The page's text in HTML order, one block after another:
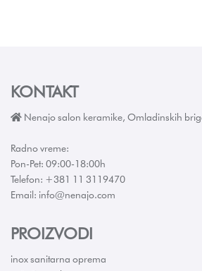
KONTAKT
Nenajo salon keramike, Omladinskih
Radno vreme:
Pon-Pet: 09:00-18:00h
Telefon: +381 11 3119470
Email: info@nenajo.com
PROIZVODI
inox sanitarna oprema